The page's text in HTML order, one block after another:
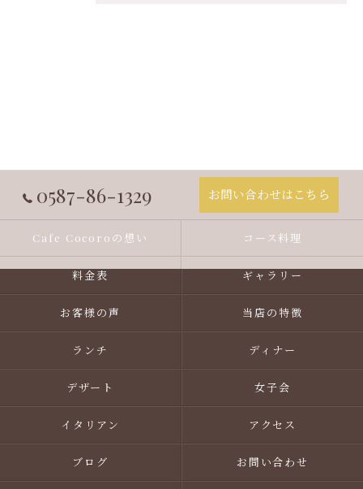
0587-86-1329 お問い合わせはこちら
Cafe Cocoroの想い コース料理
料金表 ギャラリー
お客様の声 当店の特徴
ランチ ディナー
デザート 女子会
イタリアン アクセス
ブログ お問い合わせ